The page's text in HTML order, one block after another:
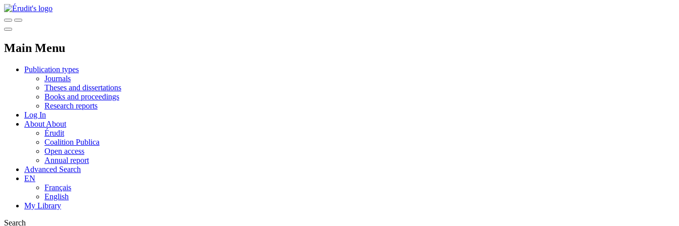
Main Menu
Publication types
Journals
Theses and dissertations
Books and proceedings
Research reports
Log In
About About
Érudit
Coalition Publica
Open access
Annual report
Advanced Search
EN
Français
English
My Library
Search